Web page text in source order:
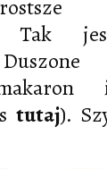
Tak
tutaj).